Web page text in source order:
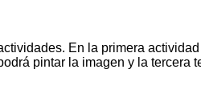
En la primera
pintar la imagen y la tercera